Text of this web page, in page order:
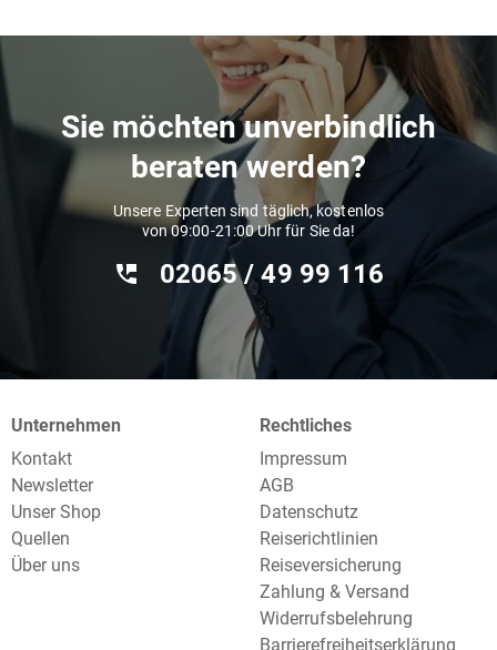
Sie möchten unverbindlich
beraten werden?
Unsere Experten sind täglich, kostenlos
von 09:00-21:00 Uhr für Sie da!
02065 / 49 ‌99 116
Unternehmen
Kontakt
Newsletter
Unser Shop
Quellen
Über uns
Rechtliches
Impressum
AGB
Datenschutz
Reiserichtlinien
Reiseversicherung
Zahlung & Versand
Widerrufsbelehrung
Barrierefreiheitserklärung